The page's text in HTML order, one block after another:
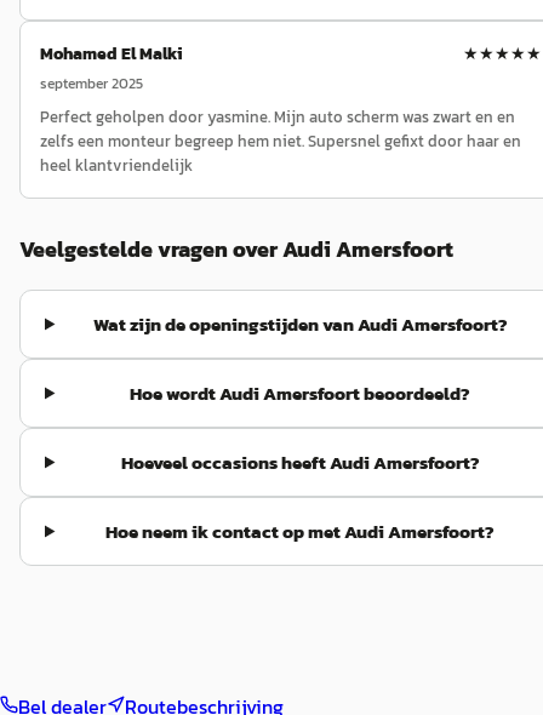
Mohamed El Malki
september 2025
★★★★★
Perfect geholpen door yasmine. Mijn auto scherm was zwart en en
zelfs een monteur begreep hem niet. Supersnel gefixt door haar en
heel klantvriendelijk
Veelgestelde vragen over Audi Amersfoort
Wat zijn de openingstijden van Audi Amersfoort?
Hoe wordt Audi Amersfoort beoordeeld?
Hoeveel occasions heeft Audi Amersfoort?
Hoe neem ik contact op met Audi Amersfoort?
Bel dealer Routebeschrijving